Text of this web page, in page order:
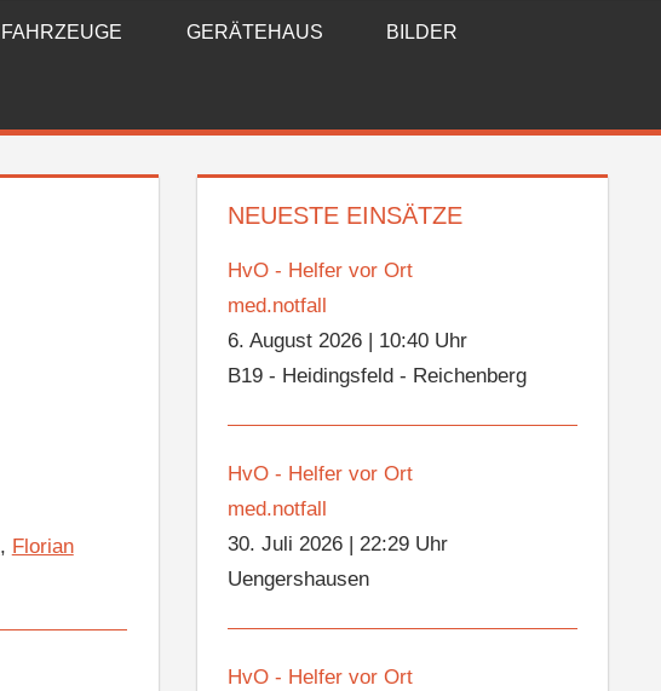
FAHRZEUGE GERÄTEHAUS BILDER
, Florian
NEUESTE EINSÄTZE
HvO - Helfer vor Ort
med.notfall
6. August 2026
10:40 Uhr
B19 - Heidingsfeld - Reichenberg
HvO - Helfer vor Ort
med.notfall
30. Juli 2026 |22:29 Uhr
Uengershausen
HvO - Helfer vor Ort